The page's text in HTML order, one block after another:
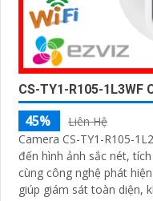
CS-TY1-R105-1L3WF
45%
Liên Hệ
Camera CS-TY1-R105-
đến hình ảnh sắc nét,
cùng công nghệ phát
giúp giám sát toàn diện,